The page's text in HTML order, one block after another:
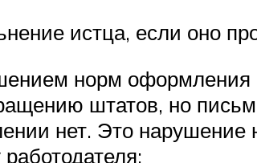
истца, если оно
норм оформления
штатов, но
нет. Это